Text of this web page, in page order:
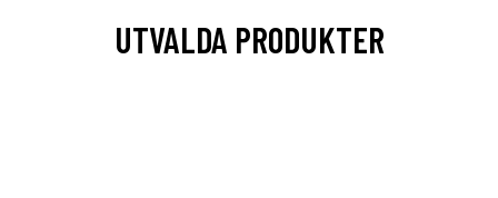
UTVALDA PRODUKTER